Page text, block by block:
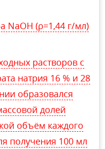
NaOH (ρ=1,44 г/мл)
растворов с
натрия 16 % и 28
образовался
долей
объём каждого
получения 100 мл